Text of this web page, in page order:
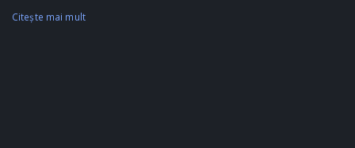
Citeşte mai mult